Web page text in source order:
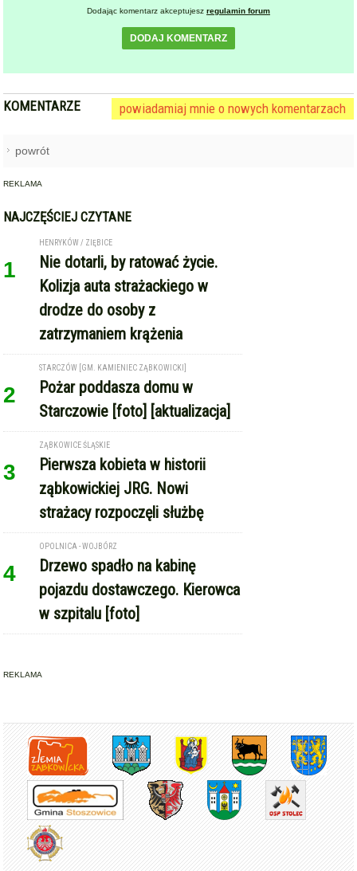
Dodając komentarz akceptujesz regulamin forum
DODAJ KOMENTARZ
KOMENTARZE powiadamiaj mnie o nowych komentarzach
powrót
REKLAMA
NAJCZĘŚCIEJ CZYTANE
1
HENRYKÓW / ZIĘBICE
Nie dotarli, by ratować życie.
Kolizja auta strażackiego w
drodze do osoby z
zatrzymaniem krążenia
2
STARCZÓW [GM. KAMIENIEC ZĄBKOWICKI]
Pożar poddasza domu w
Starczowie [foto] [aktualizacja]
3
ZĄBKOWICE ŚLĄSKIE
Pierwsza kobieta w historii
ząbkowickiej JRG. Nowi
strażacy rozpoczęli służbę
4
OPOLNICA - WOJBÓRZ
Drzewo spadło na kabinę
pojazdu dostawczego. Kierowca
w szpitalu [foto]
REKLAMA